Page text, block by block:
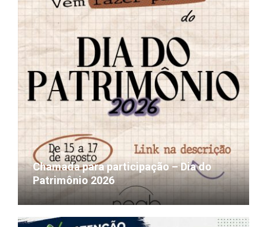
Chamada para participação – Dia do
Patrimônio 2026